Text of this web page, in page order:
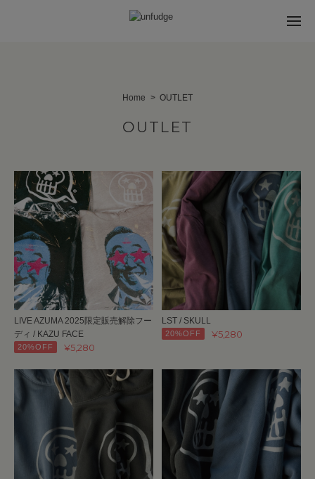
Home OUTLET
OUTLET
LIVE AZUMA 2025限定販売解除フー
ディ / KAZU FACE
20%OFF ¥5,280
LST / SKULL
20%OFF ¥5,280